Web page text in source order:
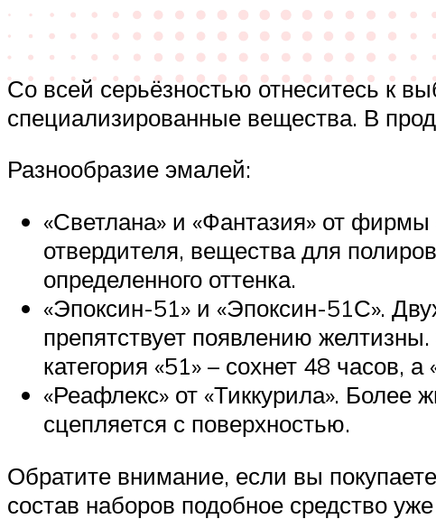
Со всей серьёзностью отнеситесь к
специализированные вещества. В
Разнообразие эмалей:
«Светлана» и «Фантазия» от
отвердителя, вещества для
определенного оттенка.
«Эпоксин-51» и «Эпоксин-51С».
препятствует появлению
категория «51» – сохнет 48 часов,
«Реафлекс» от «Тиккурила». Более
сцепляется с поверхностью.
Обратите внимание, если вы
состав наборов подобное средство